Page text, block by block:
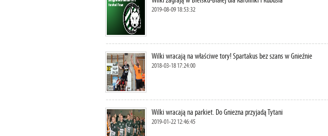
2019-08-09 18:53:32
Wilki wracają na właściwe tory! Spartakus bez szans w Gnieźnie
2018-03-18 17:24:00
Wilki wracają na parkiet. Do Gniezna przyjadą Tytani
2019-01-22 12:46:45